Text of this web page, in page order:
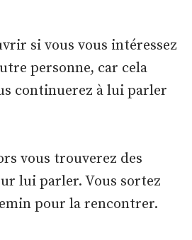
si vous vous intéressez
personne, car cela
continuerez à lui parler
vous trouverez des
lui parler. Vous sortez
pour la rencontrer.